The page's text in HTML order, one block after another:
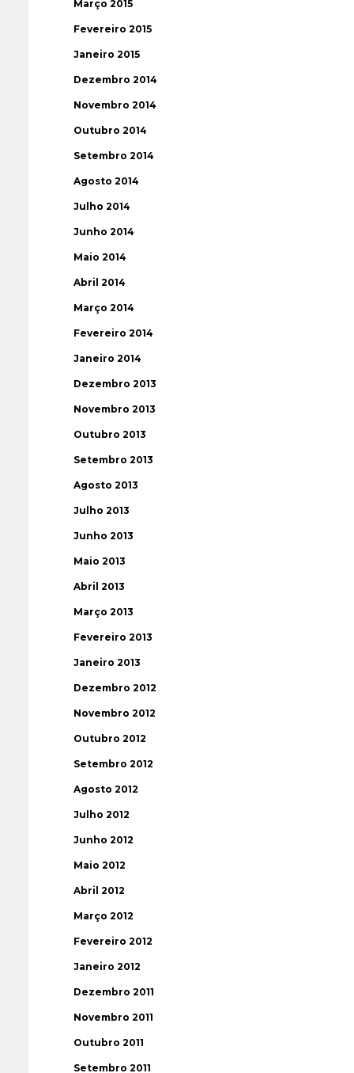
Março 2015
Fevereiro 2015
Janeiro 2015
Dezembro 2014
Novembro 2014
Outubro 2014
Setembro 2014
Agosto 2014
Julho 2014
Junho 2014
Maio 2014
Abril 2014
Março 2014
Fevereiro 2014
Janeiro 2014
Dezembro 2013
Novembro 2013
Outubro 2013
Setembro 2013
Agosto 2013
Julho 2013
Junho 2013
Maio 2013
Abril 2013
Março 2013
Fevereiro 2013
Janeiro 2013
Dezembro 2012
Novembro 2012
Outubro 2012
Setembro 2012
Agosto 2012
Julho 2012
Junho 2012
Maio 2012
Abril 2012
Março 2012
Fevereiro 2012
Janeiro 2012
Dezembro 2011
Novembro 2011
Outubro 2011
Setembro 2011